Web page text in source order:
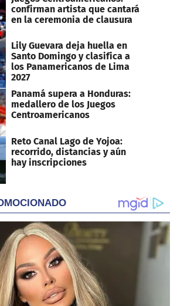
confirman artista que cantará
en la ceremonia de clausura
Lily Guevara deja huella en
Santo Domingo y clasifica a
los Panamericanos de Lima
2027
Panamá supera a Honduras:
medallero de los Juegos
Centroamericanos
Reto Canal Lago de Yojoa:
recorrido, distancias y aún
hay inscripciones